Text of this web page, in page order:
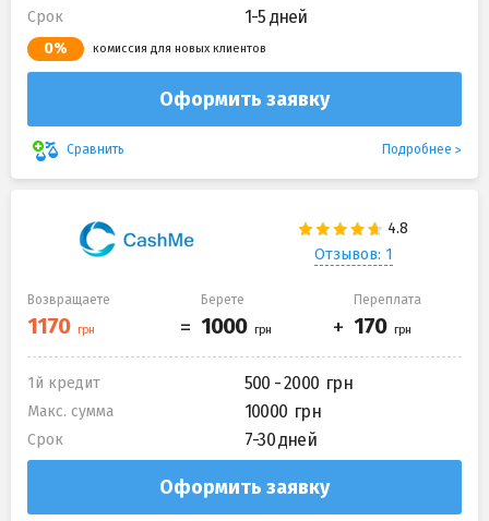
Срок 1-5 дней
0% комиссия для новых клиентов
Оформить заявку
Сравнить Подробнее
Отзывов: 1
Возвращаете Берете Переплата
1й кредит 500 - 2000
Макс. сумма 10000
Срок 7-30 дней
Оформить заявку